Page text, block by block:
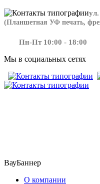
(Планшетная УФ печать,
Пн-Пт 10:00 - 18:00
Мы в социальных сетях
ВауБаннер
О компании